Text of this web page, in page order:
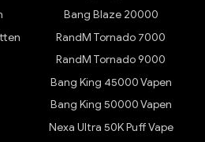
Bang Blaze 20000
RandM Tornado 7000
RandM Tornado 9000
Bang King 45000 Vapen
Bang King 50000 Vapen
Nexa Ultra 50K Puff Vape